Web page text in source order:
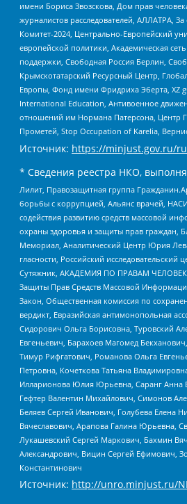
имени Бориса Звозскова, Дом прав
журналистов расследователей, АЛЛАТРА,
Комитет-2024, Центрально-Европейский
европейской политики, Академическая
поддержки, Свободная Россия Берлин,
Крымскотатарский Ресурсный Центр,
Европы, Фонд имени Фридриха Эберта, XZ
International Education, Антивоенное
отношений им Нормана Патерсона, Центр
Прометей, Stop Occupation of Karelia,
Источник: https://minjust.gov.ru/
* Сведения реестра НКО,
Лилит, Правозащитная группа
борьбы с коррупцией, Альянс врачей,
содействия развитию средств массовой
охраны здоровья и защиты прав граждан,
Мемориал, Аналитический Центр Юрия
гласности, Российский
Сутяжник, АКАДЕМИЯ ПО ПРАВАМ ЧЕЛОВЕКА,
Защиты Прав Средств Массовой
Закон, Общественная комиссия по
вердикт, Евразийская антимонопольная
Сидорович Ольга Борисовна, Туровский
Евгеньевич, Барахоев Магомед
Тимур Рифгатович, Романова Ольга
Петровна, Кочеткова Татьяна
Илларионова Юлия Юрьевна, Саранг Анна
Гефтер Валентин Михайлович, Симонов
Беляев Сергей Иванович, Голубева Елена
Вячеславович, Арапова Галина Юрьевна,
Лукашевский Сергей Маркович, Бахмин
Александрович, Вицин Сергей Ефимович,
Константинович
Источник: http://unro.minjust.ru/